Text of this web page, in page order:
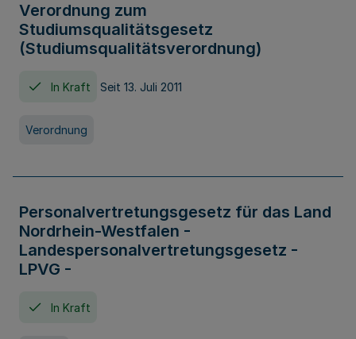
Verordnung zum
Studiumsqualitätsgesetz
(Studiumsqualitätsverordnung)
In Kraft Seit 13. Juli 2011
Verordnung
Personalvertretungsgesetz für das Land
Nordrhein-Westfalen -
Landespersonalvertretungsgesetz -
LPVG -
In Kraft